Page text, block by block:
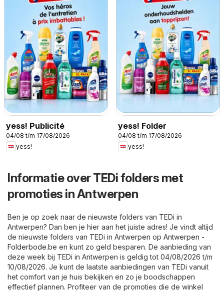
yess! Publicité
04/08 t/m 17/08/2026
yess!
yess! Folder
04/08 t/m 17/08/2026
yess!
Informatie over TEDi folders met
promoties in Antwerpen
Ben je op zoek naar de nieuwste folders van TEDi in
Antwerpen? Dan ben je hier aan het juiste adres! Je vindt altijd
de nieuwste folders van TEDi in Antwerpen op Antwerpen -
Folderbode.be en kunt zo geld besparen. De aanbieding van
deze week bij TEDi in Antwerpen is geldig tot 04/08/2026 t/m
10/08/2026. Je kunt de laatste aanbiedingen van TEDi vanuit
het comfort van je huis bekijken en zo je boodschappen
effectief plannen. Profiteer van de promoties die de winkel